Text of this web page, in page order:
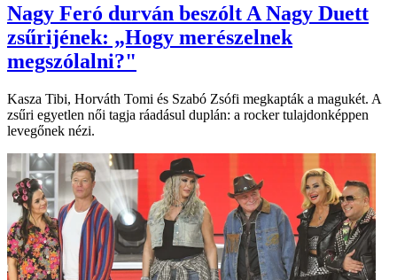
Nagy Feró durván beszólt A Nagy Duett
zsűrijének: „Hogy merészelnek
megszólalni?"
Kasza Tibi, Horváth Tomi és Szabó Zsófi megkapták a magukét. A
zsűri egyetlen női tagja ráadásul duplán: a rocker tulajdonképpen
levegőnek nézi.